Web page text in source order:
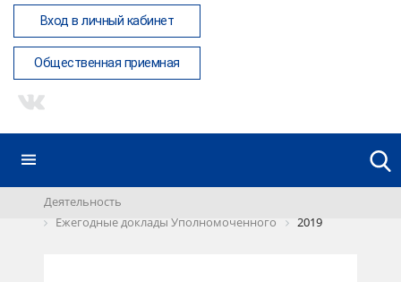
Вход в личный кабинет
Общественная приемная
Деятельность
Ежегодные доклады Уполномоченного
2019